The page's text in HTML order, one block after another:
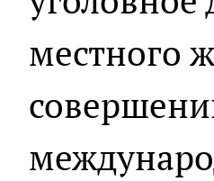
местного